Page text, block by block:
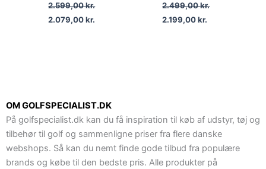
2.599,00kr.
2.079,00kr.
2.499,00kr.
2.199,00kr.
OM GOLFSPECIALIST.DK
På golfspecialist.dk kan du få inspiration til køb af udstyr, tøj og
tilbehør til golf og sammenligne priser fra flere danske
webshops. Så kan du nemt finde gode tilbud fra populære
brands og købe til den bedste pris. Alle produkter på